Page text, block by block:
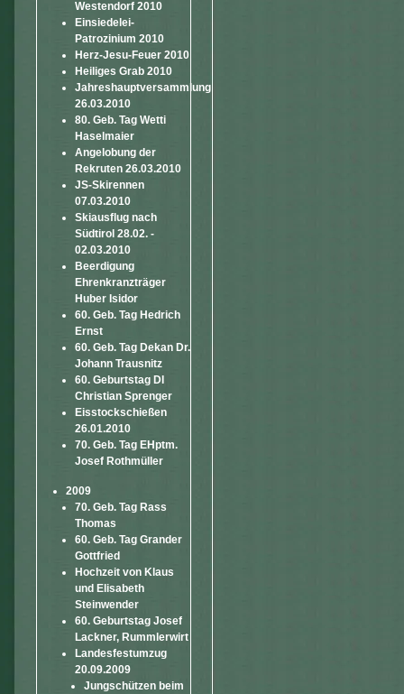
Westendorf 2010
Einsiedelei-
Patrozinium 2010
Herz-Jesu-Feuer 2010
Heiliges Grab 2010
Jahreshauptversammlung
26.03.2010
80. Geb. Tag Wetti
Haselmaier
Angelobung der
Rekruten 26.03.2010
JS-Skirennen
07.03.2010
Skiausflug nach
Südtirol 28.02. -
02.03.2010
Beerdigung
Ehrenkranzträger
Huber Isidor
60. Geb. Tag Hedrich
Ernst
60. Geb. Tag Dekan Dr.
Johann Trausnitz
60. Geburtstag DI
Christian Sprenger
Eisstockschießen
26.01.2010
70. Geb. Tag EHptm.
Josef Rothmüller
2009
70. Geb. Tag Rass
Thomas
60. Geb. Tag Grander
Gottfried
Hochzeit von Klaus
und Elisabeth
Steinwender
60. Geburtstag Josef
Lackner, Rummlerwirt
Landesfestumzug
20.09.2009
Jungschützen beim